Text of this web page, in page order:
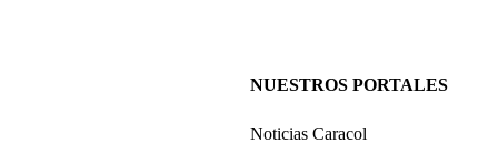
NUESTROS PORTALES
Noticias Caracol